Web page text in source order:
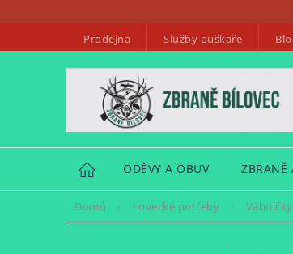
Prodejna Služby puškaře
HOME ODĚVY A OBUV ZBRANĚ
Domů / Lovecké potřeby / Vábničky